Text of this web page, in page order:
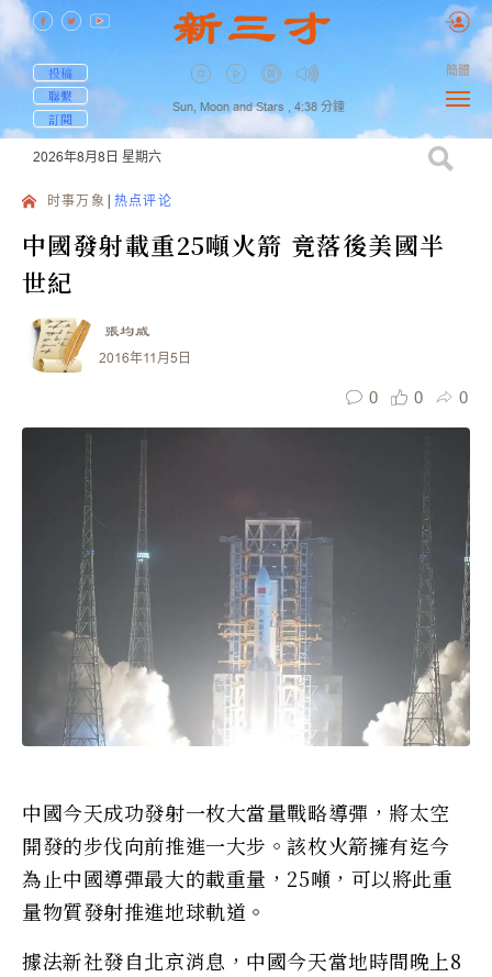
投稿
聯繫
訂閱
Sun, Moon and Stars , 4:38 分鐘
簡體
2026年8月8日 星期六
时事万象 热点评论
中國發射載重25噸火箭 竟落後美國半
世紀
張均威
2016年11月5日
0 0 0
中國今天成功發射一枚大當量戰略導彈，將太空
開發的步伐向前推進一大步。該枚火箭擁有迄今
為止中國導彈最大的載重量，25噸，可以將此重
量物質發射推進地球軌道。
據法新社發自北京消息，中國今天當地時間晚上8